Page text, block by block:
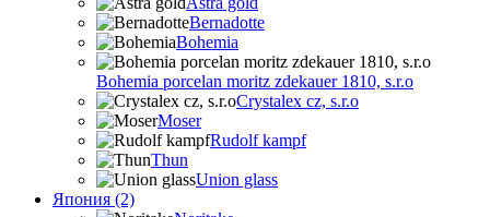
Bernadotte
Bohemia
Bohemia porcelan moritz zdekauer 1810, s.r.o
Crystalex cz, s.r.o
Moser
Rudolf kampf
Thun
Union glass
Япония (2)